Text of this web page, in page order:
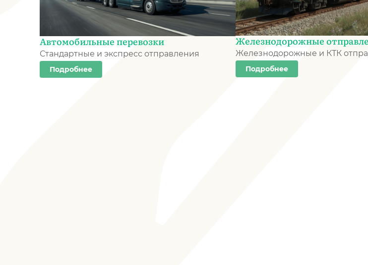
Автомобильные перевозки
Стандартные и экспресс отправления
Подробнее
Железнодорожные
Железнодорожные и КТК
Подробнее